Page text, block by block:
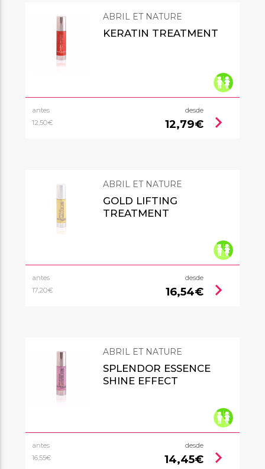
ABRIL ET NATURE
KERATIN TREATMENT
antes
12,50€
desde
12,79€ chevron_right
ABRIL ET NATURE
GOLD LIFTING
TREATMENT
antes
17,20€
desde
16,54€ chevron_right
ABRIL ET NATURE
SPLENDOR ESSENCE
SHINE EFFECT
antes
16,55€
desde
14,45€ chevron_right